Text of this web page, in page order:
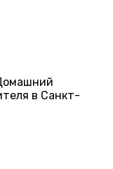
в Санкт-